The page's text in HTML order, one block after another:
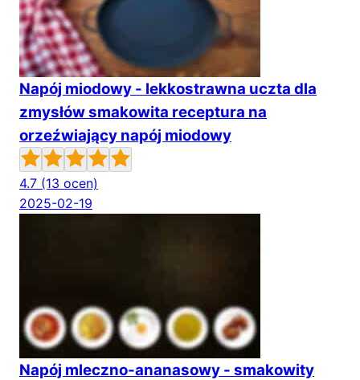
Napój miodowy - lekkostrawna uczta dla
zmysłów smakowita receptura na
orzeźwiający napój miodowy
4.7 (13 ocen)
2025-02-19
Napój mleczno-ananasowy - smakowity